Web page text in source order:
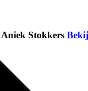
Stokkers